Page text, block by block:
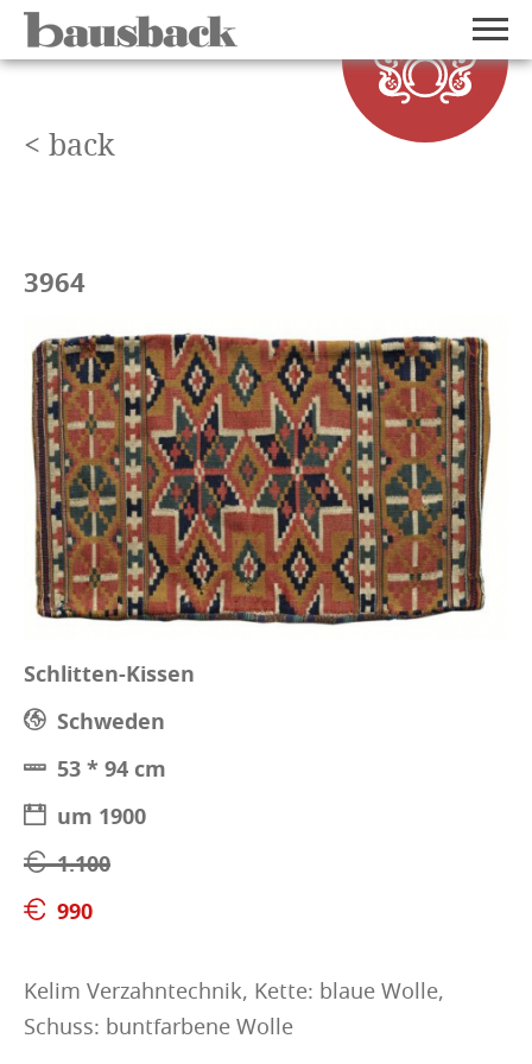
< back
3964
Schlitten-Kissen
Schweden
53 * 94 cm
um 1900
1.100
990
Kelim Verzahntechnik, Kette: blaue Wolle,
Schuss: buntfarbene Wolle